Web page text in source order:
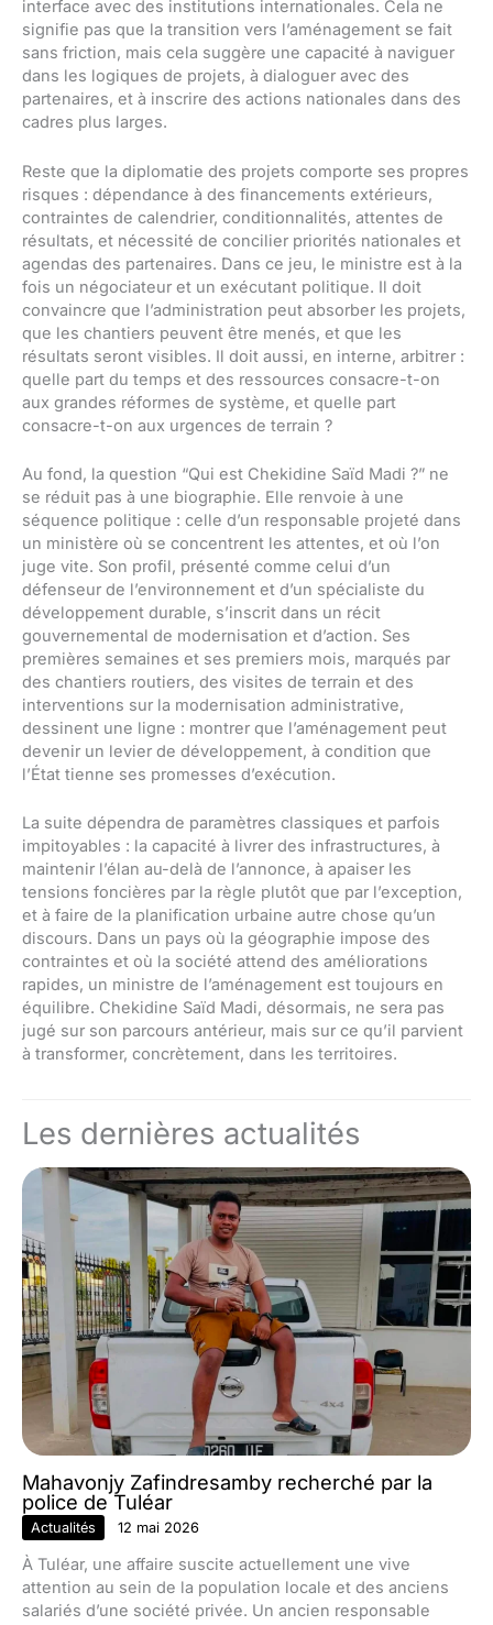
interface avec des institutions internationales. Cela ne
signifie pas que la transition vers l’aménagement se fait
sans friction, mais cela suggère une capacité à naviguer
dans les logiques de projets, à dialoguer avec des
partenaires, et à inscrire des actions nationales dans des
cadres plus larges.
Reste que la diplomatie des projets comporte ses propres
risques : dépendance à des financements extérieurs,
contraintes de calendrier, conditionnalités, attentes de
résultats, et nécessité de concilier priorités nationales et
agendas des partenaires. Dans ce jeu, le ministre est à la
fois un négociateur et un exécutant politique. Il doit
convaincre que l’administration peut absorber les projets,
que les chantiers peuvent être menés, et que les
résultats seront visibles. Il doit aussi, en interne, arbitrer :
quelle part du temps et des ressources consacre-t-on
aux grandes réformes de système, et quelle part
consacre-t-on aux urgences de terrain ?
Au fond, la question “Qui est Chekidine Saïd Madi ?” ne
se réduit pas à une biographie. Elle renvoie à une
séquence politique : celle d’un responsable projeté dans
un ministère où se concentrent les attentes, et où l’on
juge vite. Son profil, présenté comme celui d’un
défenseur de l’environnement et d’un spécialiste du
développement durable, s’inscrit dans un récit
gouvernemental de modernisation et d’action. Ses
premières semaines et ses premiers mois, marqués par
des chantiers routiers, des visites de terrain et des
interventions sur la modernisation administrative,
dessinent une ligne : montrer que l’aménagement peut
devenir un levier de développement, à condition que
l’État tienne ses promesses d’exécution.
La suite dépendra de paramètres classiques et parfois
impitoyables : la capacité à livrer des infrastructures, à
maintenir l’élan au-delà de l’annonce, à apaiser les
tensions foncières par la règle plutôt que par l’exception,
et à faire de la planification urbaine autre chose qu’un
discours. Dans un pays où la géographie impose des
contraintes et où la société attend des améliorations
rapides, un ministre de l’aménagement est toujours en
équilibre. Chekidine Saïd Madi, désormais, ne sera pas
jugé sur son parcours antérieur, mais sur ce qu’il parvient
à transformer, concrètement, dans les territoires.
Les dernières actualités
Mahavonjy Zafindresamby recherché par la
police de Tuléar
Actualités 12 mai 2026
À Tuléar, une affaire suscite actuellement une vive
attention au sein de la population locale et des anciens
salariés d’une société privée. Un ancien responsable